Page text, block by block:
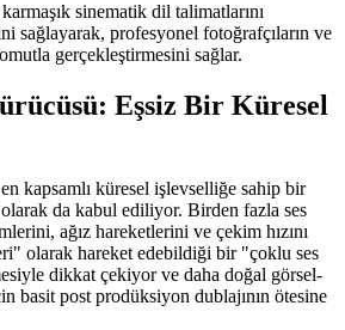
sinematik dil talimatlarını
sağlayarak, profesyonel fotoğrafçıların ve
gerçekleştirmesini sağlar.
Eşsiz Bir Küresel
kapsamlı küresel işlevselliğe sahip bir
da kabul ediliyor. Birden fazla ses
ağız hareketlerini ve çekim hızını
olarak hareket edebildiği bir "çoklu ses
dikkat çekiyor ve daha doğal görsel-
basit post prodüksiyon dublajının ötesine